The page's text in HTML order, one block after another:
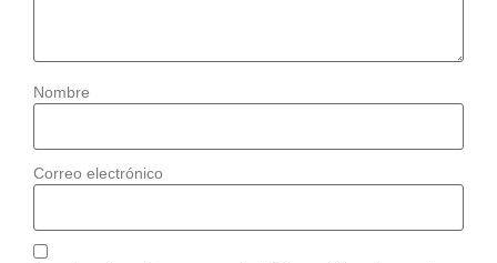
Nombre
Correo electrónico